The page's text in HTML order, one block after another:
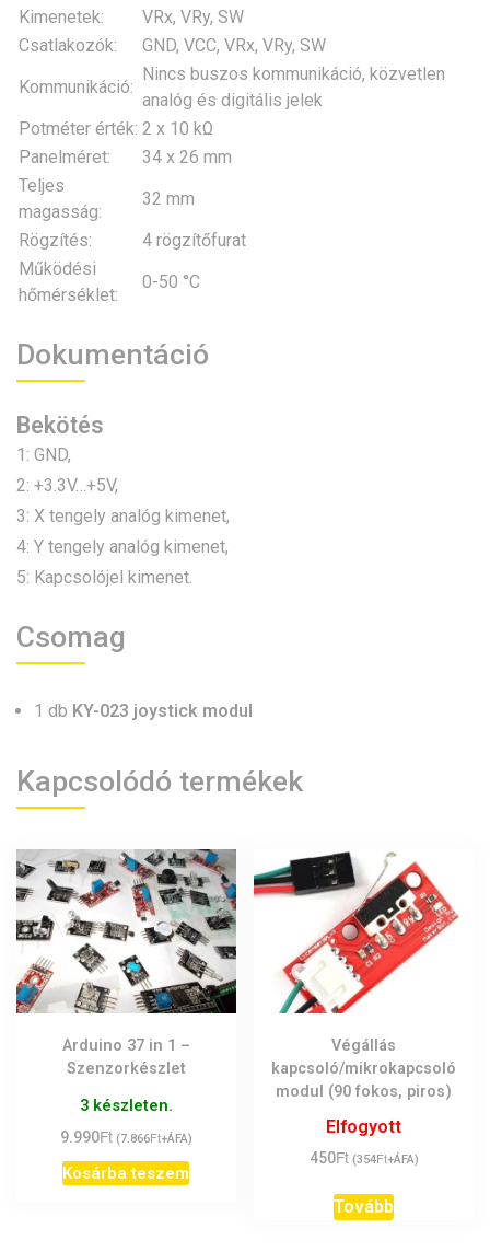
Kimenetek:
VRx, VRy, SW
Csatlakozók:
GND, VCC, VRx, VRy, SW
Kommunikáció:
Nincs buszos kommunikáció, közvetlen
analóg és digitális jelek
Potméter érték: 2 x 10 kΩ
Panelméret:
34 x 26 mm
Teljes
magasság:
32 mm
Rögzítés:
4 rögzítőfurat
Működési
hőmérséklet:
0-50 °C
Dokumentáció
Bekötés
1: GND,
2: +3.3V…+5V,
3: X tengely analóg kimenet,
4: Y tengely analóg kimenet,
5: Kapcsolójel kimenet.
Csomag
1 db KY-023 joystick modul
Kapcsolódó termékek
Arduino 37 in 1 –
Szenzorkészlet
3 készleten.
9.990Ft (7.866Ft+ÁFA)
Kosárba teszem
Végállás
kapcsoló/mikrokapcsoló
modul (90 fokos, piros)
Elfogyott
450Ft (354Ft+ÁFA)
Tovább